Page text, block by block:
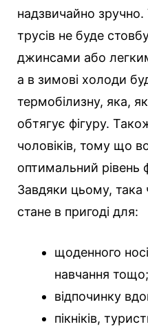
надзвичайно зручно.
трусів не буде
джинсами або
а в зимові холоди
термобілизну, яка,
обтягує фігуру.
чоловіків, тому що
оптимальний рівень
Завдяки цьому, така
стане в пригоді для:
щоденного
навчання тощо;
відпочинку
пікніків,